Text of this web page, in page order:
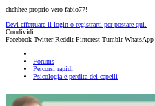
ehehhee proprio vero fabio77!
Devi effettuare il login o registrarti per postare qui.
Condividi:
Facebook Twitter Reddit Pinterest Tumblr WhatsApp
Forums
Percorsi rapidi
Psicologia e perdita dei capelli